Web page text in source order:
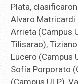
Plata,
Alvaro Matricardi
Arrieta (Campus
Tilisarao),
Lucero (Campus
Sofía Porporato
(Campus ULP),